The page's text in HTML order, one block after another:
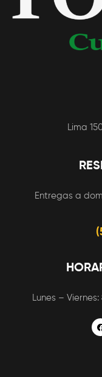
Lima
Entregas a
Lunes – Viernes: